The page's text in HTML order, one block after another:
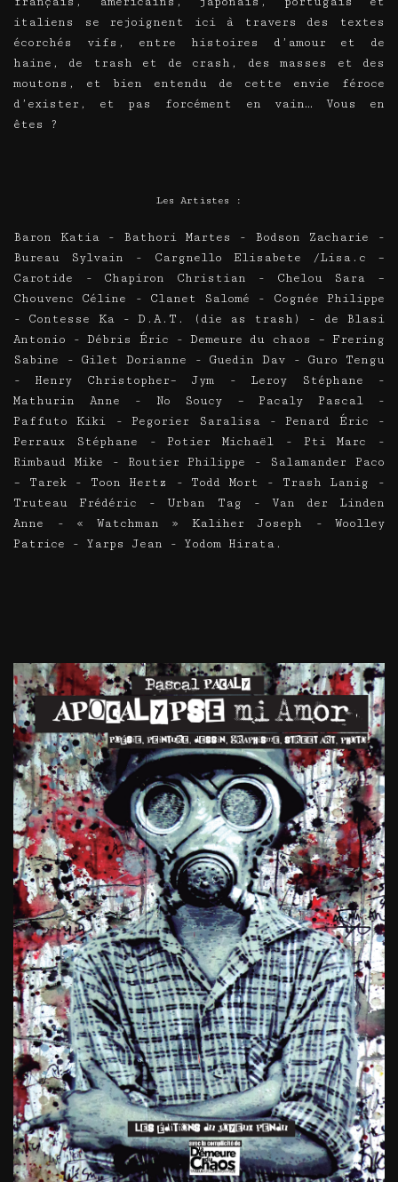
italiens se rejoignent ici à travers des textes
écorchés vifs, entre histoires d’amour et de
haine, de trash et de crash, des masses et des
moutons, et bien entendu de cette envie féroce
d’exister, et pas forcément en vain… Vous en
êtes ?
Les Artistes :
Baron Katia - Bathori Martes - Bodson Zacharie -
Bureau Sylvain - Cargnello Elisabete /Lisa.c –
Carotide - Chapiron Christian - Chelou Sara –
Chouvenc Céline - Clanet Salomé - Cognée Philippe
- Contesse Ka - D.A.T. (die as trash) - de Blasi
Antonio - Débris Éric - Demeure du chaos – Frering
Sabine - Gilet Dorianne - Guedin Dav - Guro Tengu
- Henry Christopher– Jym - Leroy Stéphane -
Mathurin Anne - No Soucy – Pacaly Pascal -
Paffuto Kiki - Pegorier Saralisa - Penard Éric -
Perraux Stéphane - Potier Michaël - Pti Marc -
Rimbaud Mike - Routier Philippe - Salamander Paco
– Tarek - Toon Hertz - Todd Mort - Trash Lanig -
Truteau Frédéric - Urban Tag - Van der Linden
Anne - « Watchman » Kaliher Joseph - Woolley
Patrice - Yarps Jean - Yodom Hirata.